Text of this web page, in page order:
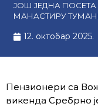
ЈОШ ЈЕДНА
МАНАСТИРУ
12. октобар 2025.
Пензионери са
викенда Сребрно